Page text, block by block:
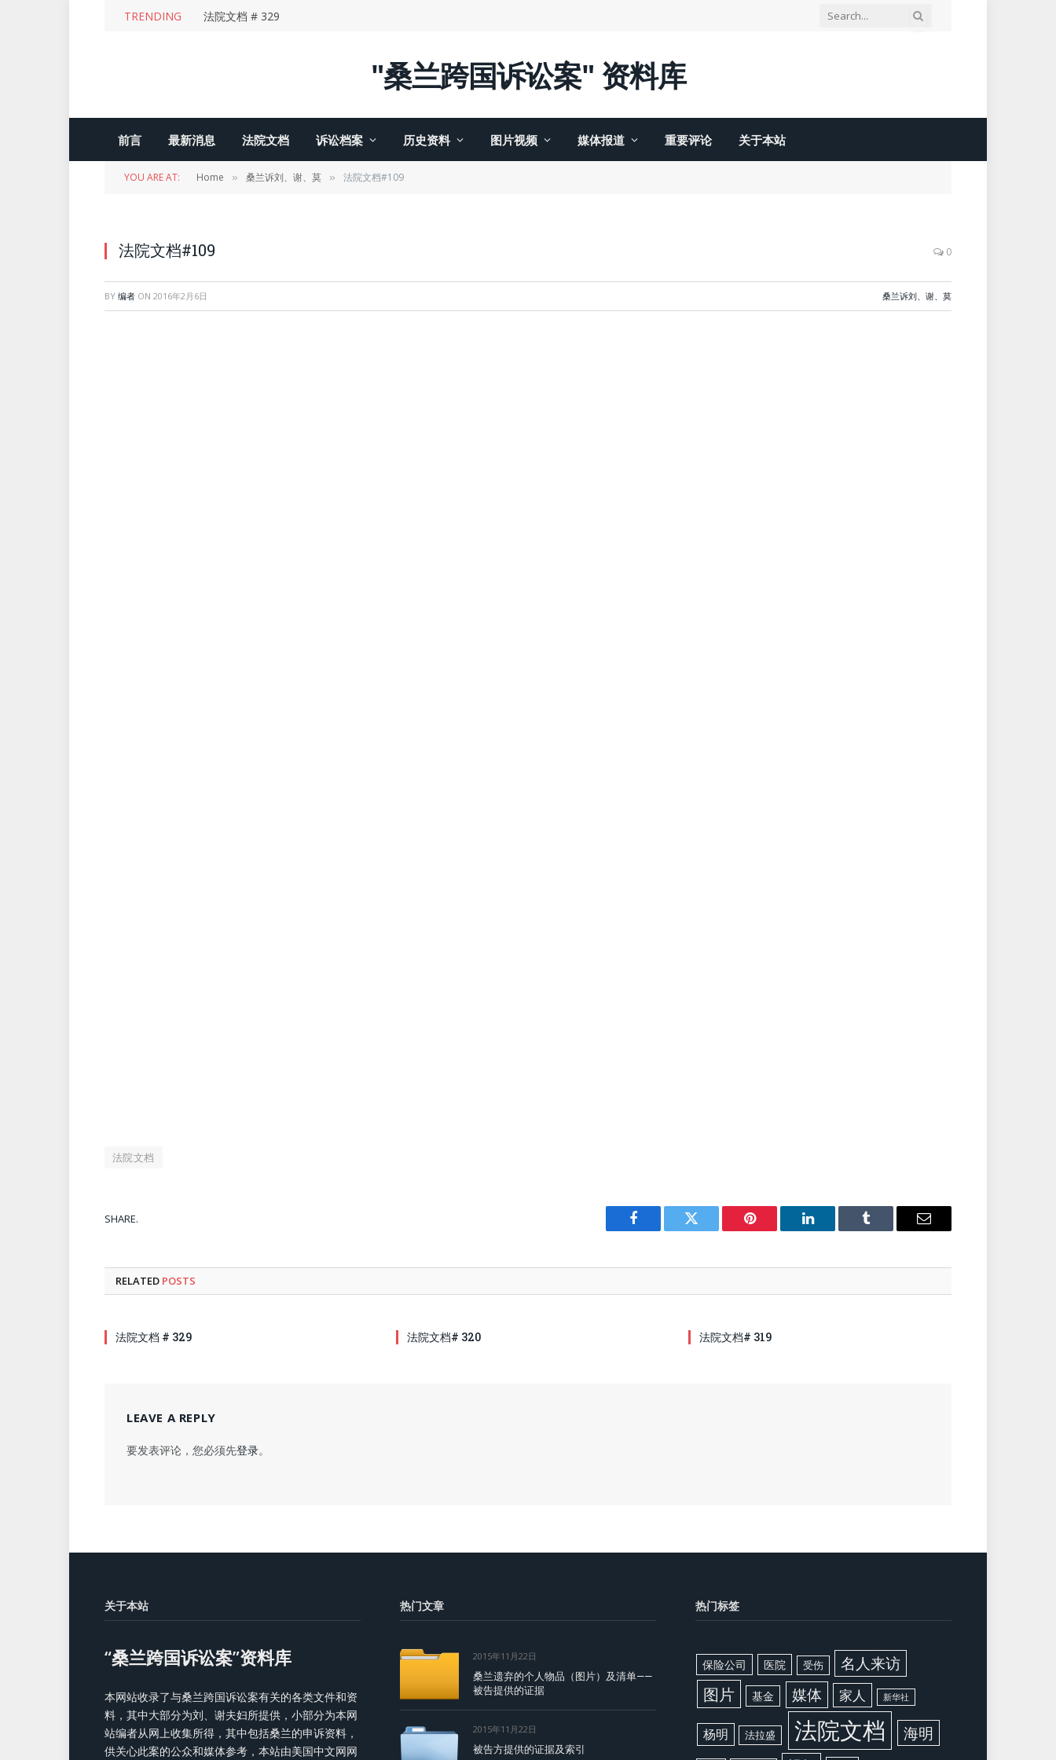
TRENDING 法院文档 # 329
"桑兰跨国诉讼案" 资料库
前言 最新消息 法院文档 诉讼档案 历史资料 图片视频 媒体报道 重要评论 关于本站
YOU ARE AT: Home » 桑兰诉刘、谢、莫 » 法院文档#109
法院文档#109 0
BY 编者 ON 2016年2月6日 桑兰诉刘、谢、莫
法院文档
SHARE.
Facebook Twitter Pinterest LinkedIn Tumblr Email
RELATED POSTS
法院文档 # 329 法院文档# 320 法院文档# 319
LEAVE A REPLY
要发表评论，您必须先登录。
关于本站
“桑兰跨国诉讼案”资料库
本网站收录了与桑兰跨国诉讼案有关的各类文件和资
料，其中大部分为刘、谢夫妇所提供，小部分为本网
站编者从网上收集所得，其中包括桑兰的申诉资料，
供关心此案的公众和媒体参考，本站由美国中文网网
热门文章
2015年11月22日
桑兰遗弃的个人物品（图片）及清单——
被告提供的证据
2015年11月22日
被告方提供的证据及索引
热门标签
保险公司 医院 受伤 名人来访
图片 基金 媒体 家人 新华社
杨明 法拉盛 法院文档 海明